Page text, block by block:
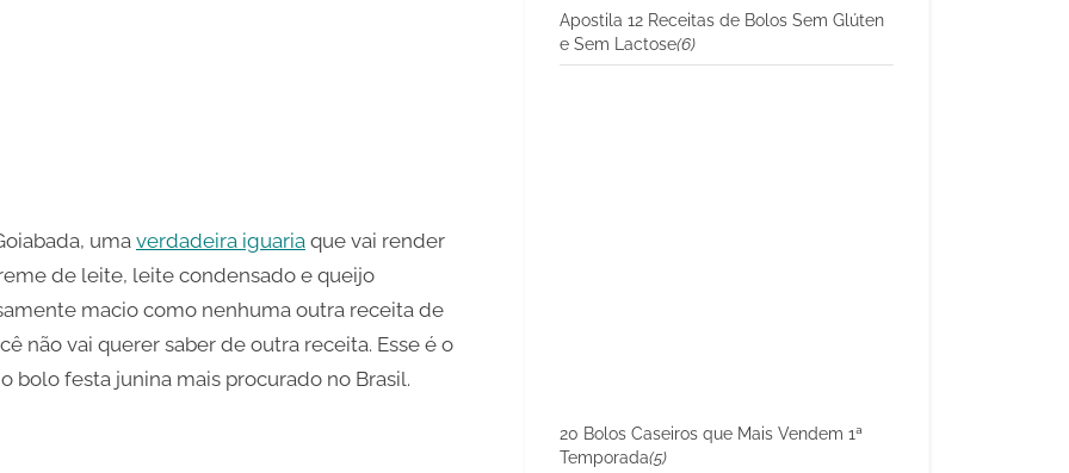
uma verdadeira iguaria que vai render
de leite, leite condensado e queijo
macio como nenhuma outra receita de
não vai querer saber de outra receita. Esse é o
bolo festa junina mais procurado no Brasil.
Apostila 12 Receitas de Bolos Sem Glúten
e Sem Lactose(6)
20 Bolos Caseiros que Mais Vendem 1ª
Temporada(5)